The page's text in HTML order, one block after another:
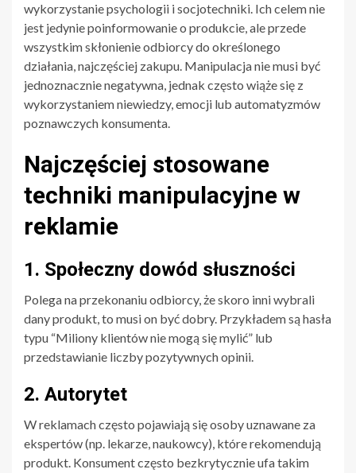
wykorzystanie psychologii i socjotechniki. Ich celem nie
jest jedynie poinformowanie o produkcie, ale przede
wszystkim skłonienie odbiorcy do określonego
działania, najczęściej zakupu. Manipulacja nie musi być
jednoznacznie negatywna, jednak często wiąże się z
wykorzystaniem niewiedzy, emocji lub automatyzmów
poznawczych konsumenta.
Najczęściej stosowane
techniki manipulacyjne w
reklamie
1. Społeczny dowód słuszności
Polega na przekonaniu odbiorcy, że skoro inni wybrali
dany produkt, to musi on być dobry. Przykładem są hasła
typu “Miliony klientów nie mogą się mylić” lub
przedstawianie liczby pozytywnych opinii.
2. Autorytet
W reklamach często pojawiają się osoby uznawane za
ekspertów (np. lekarze, naukowcy), które rekomendują
produkt. Konsument często bezkrytycznie ufa takim